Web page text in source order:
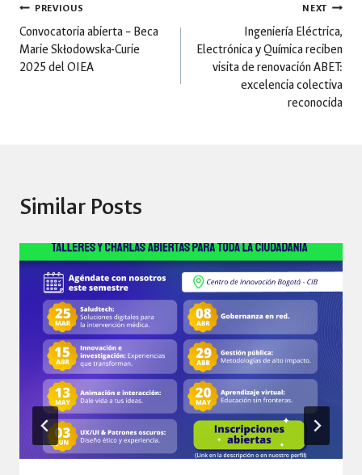
Post
navigation
PREVIOUS
Convocatoria abierta – Beca
Marie Skłodowska-Curie
2025 del OIEA
NEXT
Ingeniería Eléctrica,
Electrónica y Química reciben
visita de renovación ABET:
excelencia colectiva
reconocida
Similar Posts